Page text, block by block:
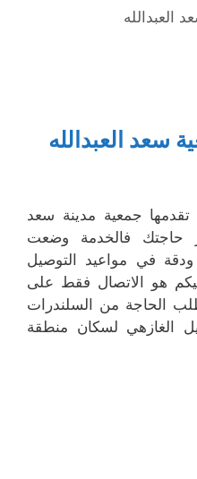
العبدالله
سعد العبدالله
جمعية مدينة سعد
حاجتك فالخدمة وضعت
في مواعيد التوصيل
هو الاتصال فقط على
الحاجة من السلندرات
الغازهي لسكان منطقة